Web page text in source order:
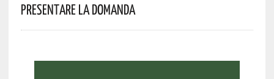
Presentare La Domanda